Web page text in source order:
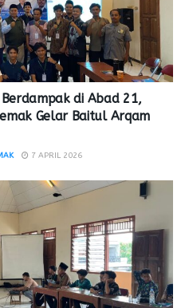
di Abad 21,
Gelar Baitul Arqam
7 APRIL 2026